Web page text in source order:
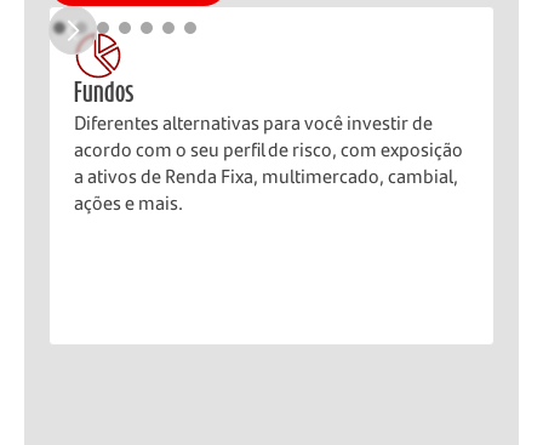
Fundos
Diferentes alternativas para você investir de
acordo com o seu perfil de risco, com exposição
a ativos de Renda Fixa, multimercado, cambial,
ações e mais.